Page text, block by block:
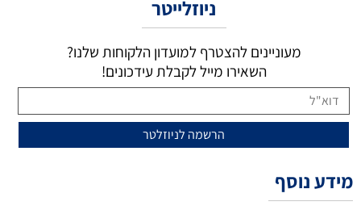
ניוזלייטר
מעוניינים להצטרף למועדון הלקוחות שלנו?
השאירו מייל לקבלת עידכונים!
מידע נוסף